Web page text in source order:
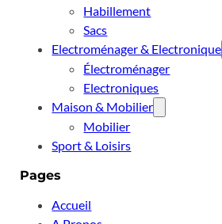
Habillement
Sacs
Electroménager & Electronique
Électroménager
Electroniques
Maison & Mobilier
Mobilier
Sport & Loisirs
Pages
Accueil